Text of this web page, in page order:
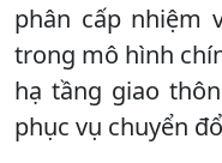
phân cấp nhiệm
trong mô hình
hạ tầng giao
phục vụ chuyển